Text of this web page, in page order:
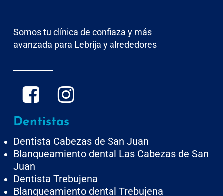
Somos tu clínica de confiaza y más
avanzada para Lebrija y alrededores
Dentistas
Dentista Cabezas de San Juan
Blanqueamiento dental Las Cabezas de San
Juan
Dentista Trebujena
Blanqueamiento dental Trebujena